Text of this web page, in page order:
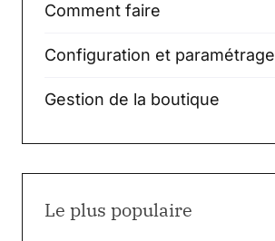
Comment faire
Configuration et paramétrage
Gestion de la boutique
Le plus populaire